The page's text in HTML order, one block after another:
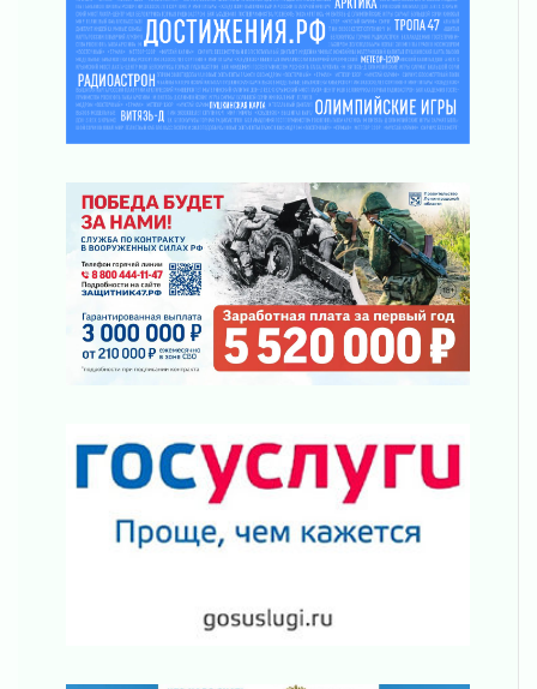
Не женское это дело...уверены?
01 августа 2026
Все силы в кулак
01 августа 2026
Айда на пляж!
Один в поле — не воин
01 августа 2026
Пик топливного кризиса в регионе прошёл
31 июля 2026
О мужестве, долге и стойкости
31 июля 2026
Ленинградцы — бойцам «Барс-Ленинградец»
31 июля 2026
«Корвет» на страже
31 июля 2026
Правила для жизни